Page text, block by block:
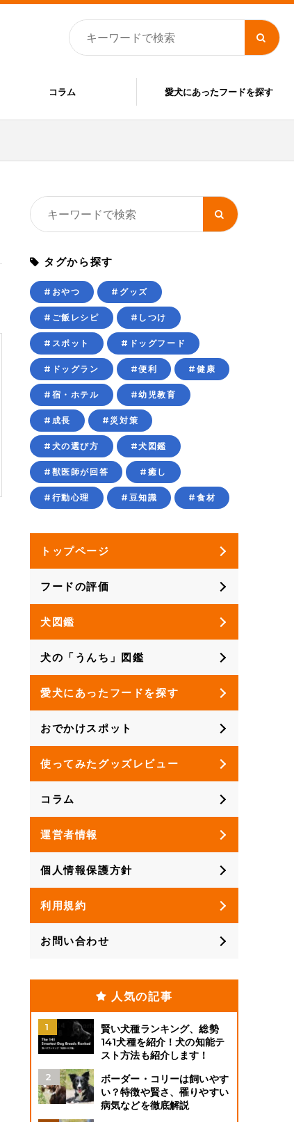
コラム 愛犬にあったフードを探す
タグから探す
#おやつ #グッズ
#ご飯レシピ #しつけ
#スポット #ドッグフード
#ドッグラン #便利 #健康
#宿・ホテル #幼児教育
#成長 #災対策
#犬の選び方 #犬図鑑
#獣医師が回答 #癒し
#行動心理 #豆知識 #食材
トップページ
フードの評価
犬図鑑
犬の「うんち」図鑑
愛犬にあったフードを探す
おでかけスポット
使ってみたグッズレビュー
コラム
運営者情報
個人情報保護方針
利用規約
お問い合わせ
人気の記事
賢い犬種ランキング、総勢
141犬種を紹介！犬の知能テ
スト方法も紹介します！
ボーダー・コリーは飼いやす
い？特徴や賢さ、罹りやすい
病気などを徹底解説